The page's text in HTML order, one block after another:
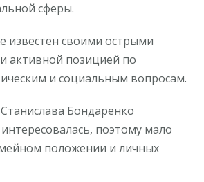
сферы.
известен своими острыми
активной позицией по
и социальным вопросам.
Бондаренко
поэтому мало
положении и личных